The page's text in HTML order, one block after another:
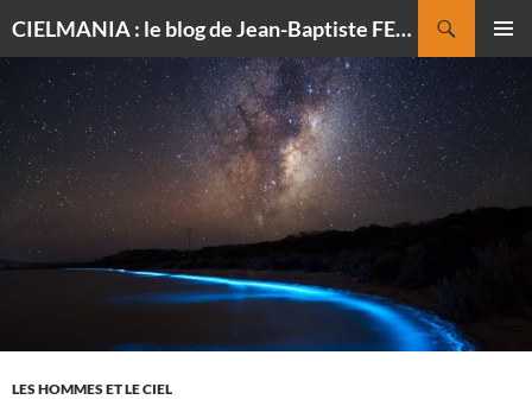
CIELMANIA : le blog de Jean-Baptiste FELDMANN, photographe du ciel
MENU
CONTENU
LES HOMMES ET LE CIEL